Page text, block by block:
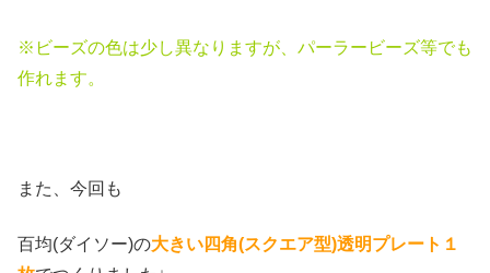
※ビーズの色は少し異なりますが、パーラービーズ等でも
作れます。
また、今回も
百均(ダイソー)の大きい四角(スクエア型)透明プレート１